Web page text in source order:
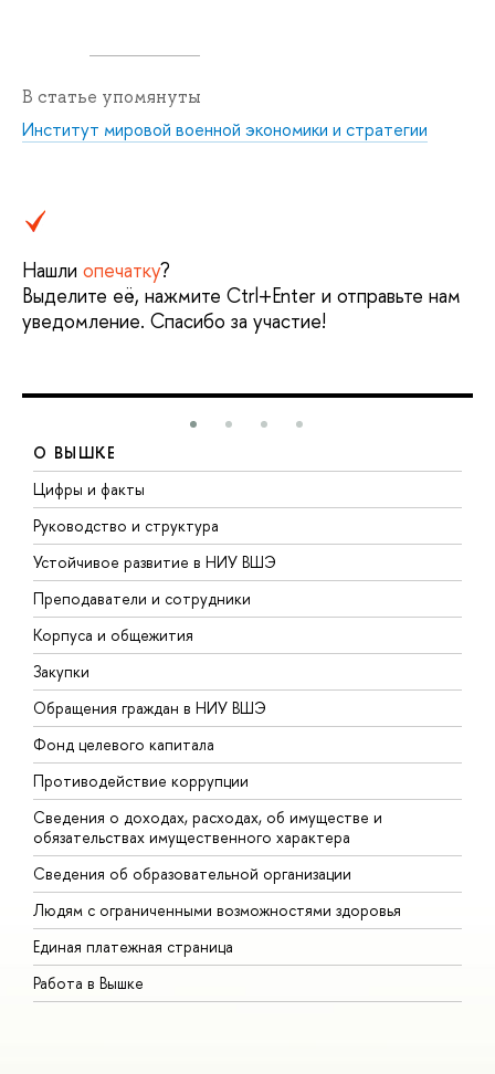
В статье упомянуты
Институт мировой военной экономики и стратегии
Нашли опечатку?
Выделите её, нажмите Ctrl+Enter и отправьте нам
уведомление. Спасибо за участие!
О ВЫШКЕ
Цифры и факты
Руководство и структура
Устойчивое развитие в НИУ ВШЭ
Преподаватели и сотрудники
Корпуса и общежития
Закупки
Обращения граждан в НИУ ВШЭ
Фонд целевого капитала
Противодействие коррупции
Сведения о доходах, расходах, об имуществе и
обязательствах имущественного характера
Сведения об образовательной организации
Людям с ограниченными возможностями здоровья
Единая платежная страница
Работа в Вышке